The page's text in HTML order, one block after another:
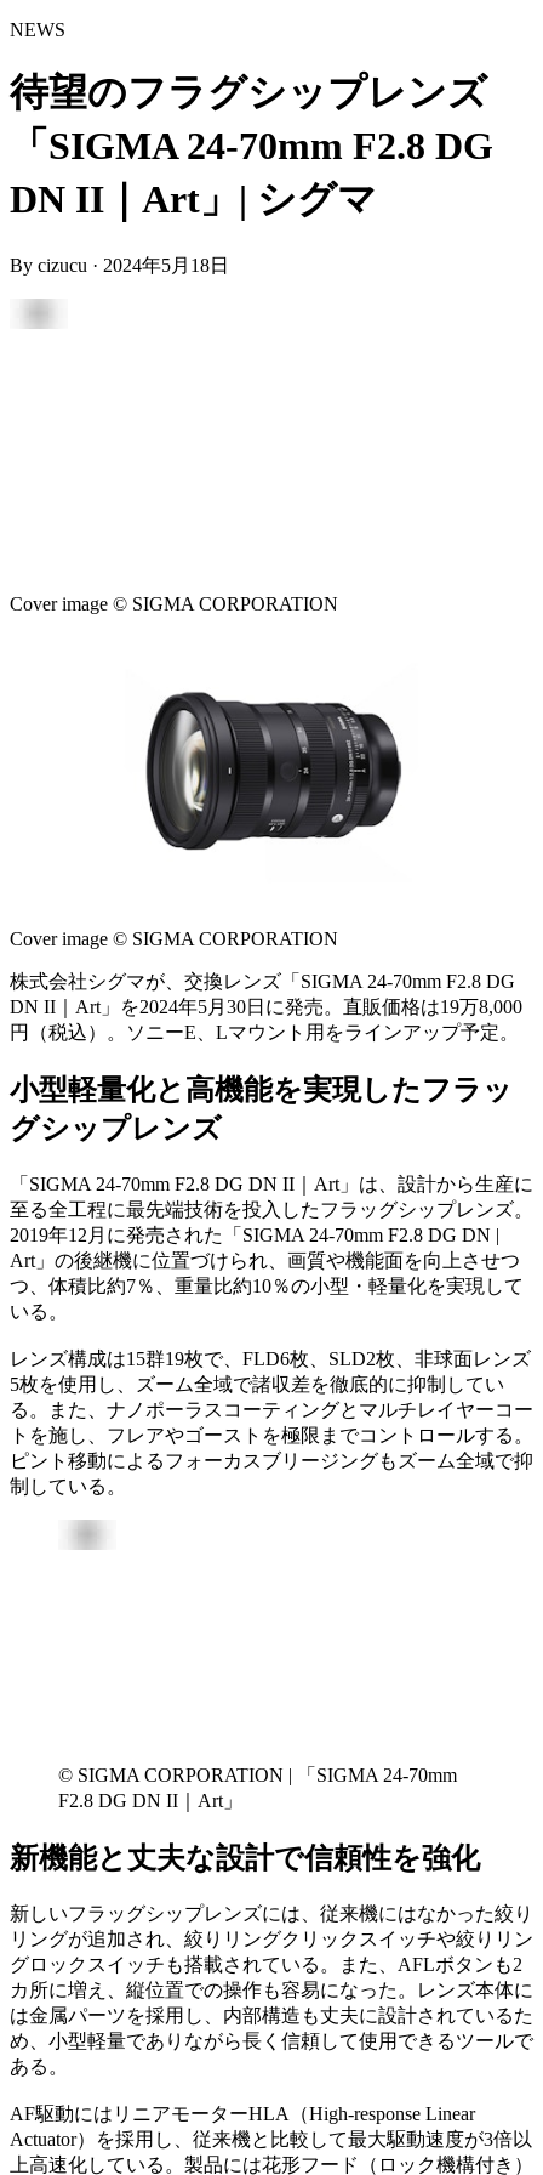
NEWS
待望のフラグシップレンズ
「SIGMA 24-70mm F2.8 DG
DN II｜Art」| シグマ
By cizucu · 2024年5月18日
Cover image © SIGMA CORPORATION
Cover image © SIGMA CORPORATION
株式会社シグマが、交換レンズ「SIGMA 24-70mm F2.8 DG
DN II｜Art」を2024年5月30日に発売。直販価格は19万8,000
円（税込）。ソニーE、Lマウント用をラインアップ予定。
小型軽量化と高機能を実現したフラッ
グシップレンズ
「SIGMA 24-70mm F2.8 DG DN II｜Art」は、設計から生産に
至る全工程に最先端技術を投入したフラッグシップレンズ。
2019年12月に発売された「SIGMA 24-70mm F2.8 DG DN |
Art」の後継機に位置づけられ、画質や機能面を向上させつ
つ、体積比約7％、重量比約10％の小型・軽量化を実現して
いる。
レンズ構成は15群19枚で、FLD6枚、SLD2枚、非球面レンズ
5枚を使用し、ズーム全域で諸収差を徹底的に抑制してい
る。また、ナノポーラスコーティングとマルチレイヤーコー
トを施し、フレアやゴーストを極限までコントロールする。
ピント移動によるフォーカスブリージングもズーム全域で抑
制している。
© SIGMA CORPORATION | 「SIGMA 24-70mm
F2.8 DG DN II｜Art」
新機能と丈夫な設計で信頼性を強化
新しいフラッグシップレンズには、従来機にはなかった絞り
リングが追加され、絞りリングクリックスイッチや絞りリン
グロックスイッチも搭載されている。また、AFLボタンも2
カ所に増え、縦位置での操作も容易になった。レンズ本体に
は金属パーツを採用し、内部構造も丈夫に設計されているた
め、小型軽量でありながら長く信頼して使用できるツールで
ある。
AF駆動にはリニアモーターHLA（High-response Linear
Actuator）を採用し、従来機と比較して最大駆動速度が3倍以
上高速化している。製品には花形フード（ロック機構付き）